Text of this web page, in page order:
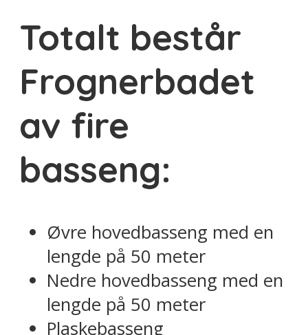
Totalt består
Frognerbadet
av fire
basseng:
Øvre hovedbasseng med en
lengde på 50 meter
Nedre hovedbasseng med en
lengde på 50 meter
Plaskebasseng